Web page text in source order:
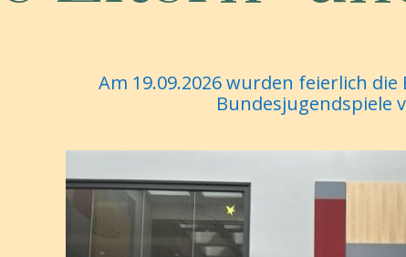
Am 19.09.2026 wurden feierlich
Bundesjugendspiele